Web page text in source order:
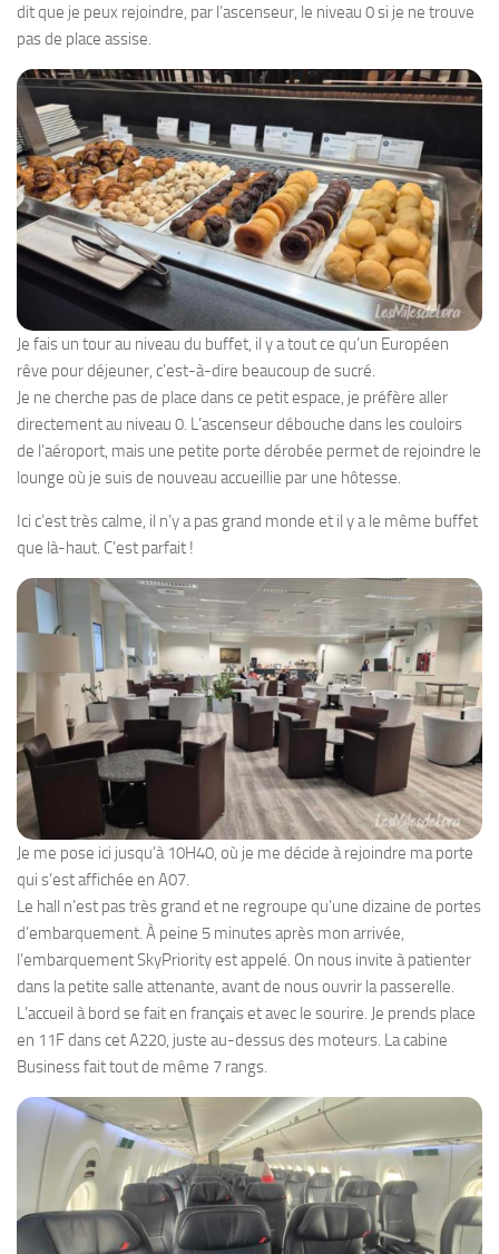
dit que je peux rejoindre, par l’ascenseur, le niveau 0 si je ne trouve
pas de place assise.
Je fais un tour au niveau du buffet, il y a tout ce qu’un Européen
rêve pour déjeuner, c’est-à-dire beaucoup de sucré.
Je ne cherche pas de place dans ce petit espace, je préfère aller
directement au niveau 0. L’ascenseur débouche dans les couloirs
de l’aéroport, mais une petite porte dérobée permet de rejoindre le
lounge où je suis de nouveau accueillie par une hôtesse.
Ici c’est très calme, il n’y a pas grand monde et il y a le même buffet
que là-haut. C’est parfait !
Je me pose ici jusqu’à 10H40, où je me décide à rejoindre ma porte
qui s’est affichée en A07.
Le hall n’est pas très grand et ne regroupe qu’une dizaine de portes
d’embarquement. À peine 5 minutes après mon arrivée,
l’embarquement SkyPriority est appelé. On nous invite à patienter
dans la petite salle attenante, avant de nous ouvrir la passerelle.
L’accueil à bord se fait en français et avec le sourire. Je prends place
en 11F dans cet A220, juste au-dessus des moteurs. La cabine
Business fait tout de même 7 rangs.